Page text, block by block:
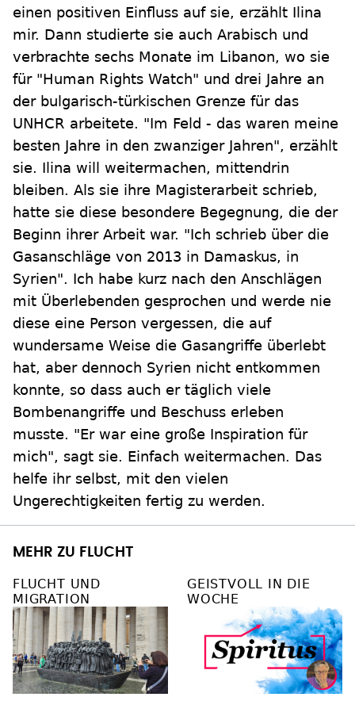
einen positiven Einfluss auf sie, erzählt Ilina
mir. Dann studierte sie auch Arabisch und
verbrachte sechs Monate im Libanon, wo sie
für "Human Rights Watch" und drei Jahre an
der bulgarisch-türkischen Grenze für das
UNHCR arbeitete. "Im Feld - das waren meine
besten Jahre in den zwanziger Jahren", erzählt
sie. Ilina will weitermachen, mittendrin
bleiben. Als sie ihre Magisterarbeit schrieb,
hatte sie diese besondere Begegnung, die der
Beginn ihrer Arbeit war. "Ich schrieb über die
Gasanschläge von 2013 in Damaskus, in
Syrien". Ich habe kurz nach den Anschlägen
mit Überlebenden gesprochen und werde nie
diese eine Person vergessen, die auf
wundersame Weise die Gasangriffe überlebt
hat, aber dennoch Syrien nicht entkommen
konnte, so dass auch er täglich viele
Bombenangriffe und Beschuss erleben
musste. "Er war eine große Inspiration für
mich", sagt sie. Einfach weitermachen. Das
helfe ihr selbst, mit den vielen
Ungerechtigkeiten fertig zu werden.
MEHR ZU FLUCHT
FLUCHT UND
MIGRATION
GEISTVOLL IN DIE
WOCHE